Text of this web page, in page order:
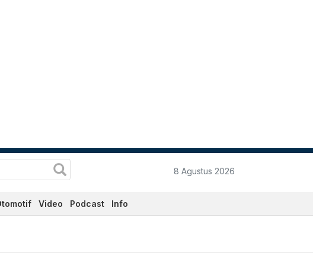
8 Agustus 2026
Video Podcast Info